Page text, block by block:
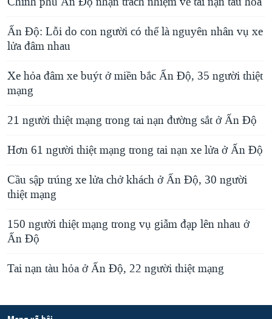
Ấn Ðộ: Lỗi do con người có thể là nguyên nhân vụ xe
lửa đâm nhau
Xe hỏa đâm xe buýt ở miền bắc Ấn Độ, 35 người thiệt
mạng
21 người thiệt mạng trong tai nạn đường sắt ở Ấn Độ
Hơn 61 người thiệt mạng trong tai nạn xe lửa ở Ấn Độ
Cầu sập trúng xe lửa chở khách ở Ấn Ðộ, 30 người
thiệt mạng
150 người thiệt mạng trong vụ giẫm đạp lên nhau ở
Ấn Ðộ
Tai nạn tàu hỏa ở Ấn Ðộ, 22 người thiệt mạng